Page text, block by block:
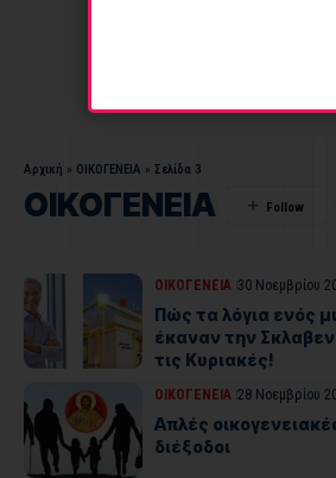
Αρχική » ΟΙΚΟΓΕΝΕΙΑ » Σελίδα 3
ΟΙΚΟΓΕΝΕΙΑ
ΟΙΚΟΓΕΝΕΙΑ 30 Νοεμβρίου
Πώς τα λόγια ενός
έκαναν την
τις Κυριακές!
ΟΙΚΟΓΕΝΕΙΑ 28 Νοεμβρίου
Απλές
διέξοδοι